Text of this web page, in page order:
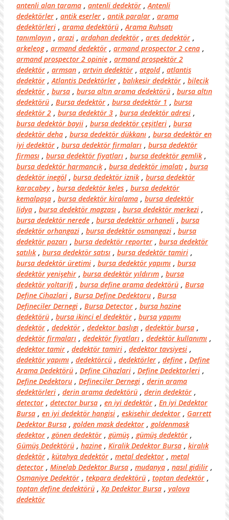
antenli alan tarama , antenli dedektör ,Antenli
dedektörler , antik eserler , antik paralar , arama
dedektörleri , arama dedektörü ,Arama Ruhsatı
tanımlayın , arazi , ardahan dedektör , ares dedektör ,
arkeleog , armand dedektör , armand prospector 2 cena ,
armand prospector 2 opinie , armand prospektör 2
dedektör , armsan , artvin dedektör , atgold , atlantis
dedektör ,Atlantis Dedektörler , balıkesir dedektör , bilecik
dedektör , bursa , bursa altın arama dedektörü , bursa altın
dedektörü , Bursa dedektör , bursa dedektör 1 , bursa
dedektör 2 , bursa dedektör 3 , bursa dedektör adresi ,
bursa dedektör bayii , bursa dedektör çeşitleri , bursa
dedektör deha , bursa dedektör dükkanı , bursa dedektör en
iyi dedektör , bursa dedektör firmaları , bursa dedektör
firması , bursa dedektör fiyatları , bursa dedektör gemlik ,
bursa dedektör harmancık , bursa dedektör imalatı , bursa
dedektör inegöl , bursa dedektör iznik , bursa dedektör
karacabey , bursa dedektör keles , bursa dedektör
kemalpaşa , bursa dedektör kiralama , bursa dedektör
lidya , bursa dedektör magzası , bursa dedektör merkezi ,
bursa dedektör nerede , bursa dedektör orhaneli , bursa
dedektör orhangazi , bursa dedektör osmangazi , bursa
dedektör pazarı , bursa dedektör reporter , bursa dedektör
satılık , bursa dedektör satısı , bursa dedektör tamiri ,
bursa dedektör üretimi , bursa dedektör yapımı , bursa
dedektör yenişehir , bursa dedektör yıldırım , bursa
dedektör yoltarifi , bursa define arama dedektörü , Bursa
Define Cihazlari , Bursa Define Dedektoru , Bursa
Defineciler Dernegi , Bursa Detector , bursa hazine
dedektörü , bursa ikinci el dedektör , bursa yapımı
dedektör , dedektör , dedektor baslıgı , dedektör bursa ,
dedektör firmaları , dedektör fiyatları , dedektör kullanımı ,
dedektor tamir , dedektör tamiri , dedektor tavsiyesi ,
dedektör yapımı , dedektörcü , dedektörler , define , Define
Arama Dedektörü , Define Cihazlari , Define Dedektorleri ,
Define Dedektoru , Defineciler Dernegi , derin arama
dedektörleri , derin arama dedektörü , derin dedektör ,
detector , detector bursa , en iyi dedektör , En iyi Dedektor
Bursa , en iyi dedektör hangisi , eskisehir dedektor , Garrett
Dedektor Bursa , golden mask dedektor , goldenmask
dedektor , gönen dedektör , gümüş , gümüş dedektör ,
Gümüş Dedektörü , hazine , Kiralik Dedektor Bursa , kiralık
dedektör , kütahya dedektör , metal dedektor , metal
detector , Minelab Dedektor Bursa , mudanya , nasıl gidilir ,
Osmaniye Dedektör , tekpara dedektörü , toptan dedektör ,
toptan define dedektörü ,Xp Dedektor Bursa , yalova
dedektör